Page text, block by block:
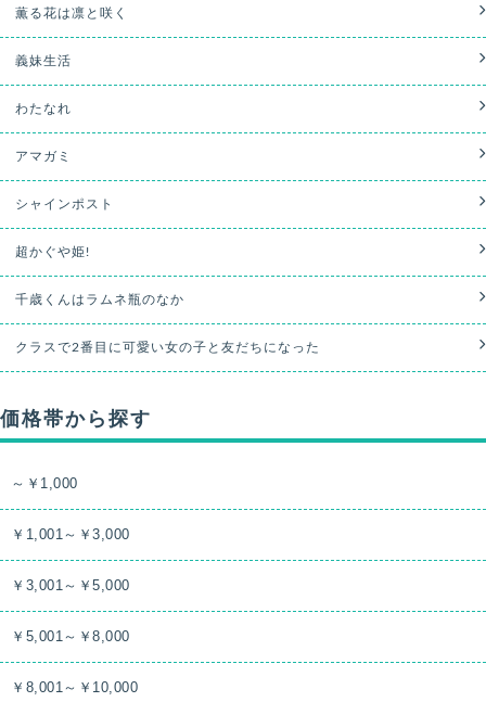
薫る花は凛と咲く
義妹生活
わたなれ
アマガミ
シャインポスト
超かぐや姫!
千歳くんはラムネ瓶のなか
クラスで2番目に可愛い女の子と友だちになった
価格帯から探す
～￥1,000
￥1,001～￥3,000
￥3,001～￥5,000
￥5,001～￥8,000
￥8,001～￥10,000